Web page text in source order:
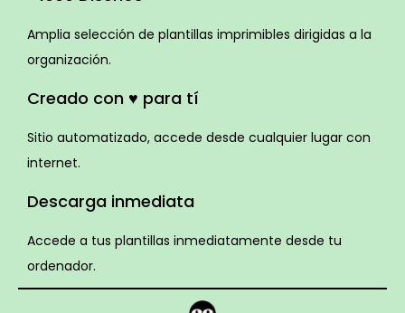
Amplia selección de plantillas imprimibles dirigidas a la
organización.
Creado con ♥ para tí
Sitio automatizado, accede desde cualquier lugar con
internet.
Descarga inmediata
Accede a tus plantillas inmediatamente desde tu
ordenador.